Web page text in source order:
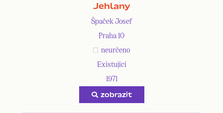
Jehlany
Špaček Josef
Praha 10
neurčeno
Existující
1971
zobrazit